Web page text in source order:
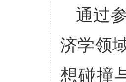
通过
济学领
想碰撞